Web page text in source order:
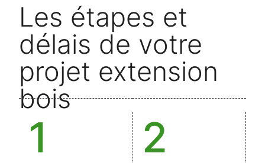
Les étapes et
délais de votre
projet extension
bois
1 2